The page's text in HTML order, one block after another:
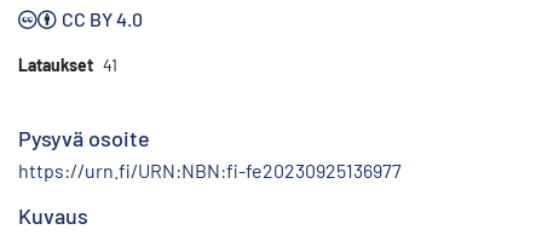
CC BY 4.0
Lataukset 41
Pysyvä osoite
https://urn.fi/URN:NBN:fi-fe20230925136977
Kuvaus